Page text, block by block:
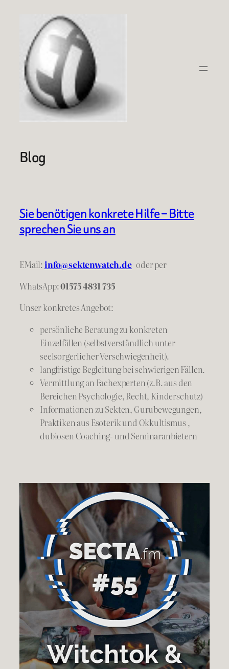
springen
Blog
Sie benötigen konkrete Hilfe – Bitte
sprechen Sie uns an
EMail:info@sektenwatch.de oderper
WhatsApp:01575 4831 735
Unser konkretes Angebot:
persönliche Beratung zu konkreten
Einzelfällen (selbstverständlich unter
seelsorgerlicher Verschwiegenheit).
langfristige Begleitung bei schwierigen Fällen.
Vermittlung an Fachexperten (z.B. aus den
Bereichen Psychologie, Recht, Kinderschutz)
Informationen zu Sekten, Gurubewegungen,
Praktiken aus Esoterik und Okkultismus ,
dubiosen Coaching- und Seminaranbietern